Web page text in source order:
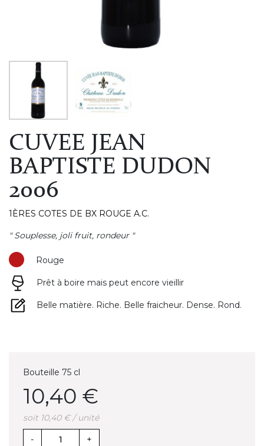
CUVEE JEAN
BAPTISTE DUDON
2006
1ÈRES COTES DE BX ROUGE A.C.
" Souplesse, joli fruit, rondeur "
Rouge
Prêt à boire mais peut encore vieillir
Belle matière. Riche. Belle fraicheur. Dense. Rond.
Bouteille 75 cl
10,40 €
soit 10,40 € / unité
- +